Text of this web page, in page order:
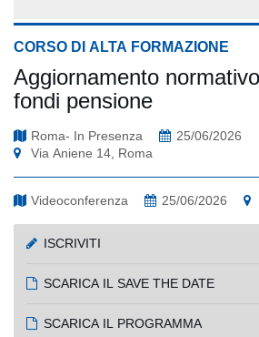
CORSO DI ALTA FORMAZIONE
Aggiornamento
fondi pensione
Roma- In Presenza
25/06/2026
Via Aniene 14, Roma
Videoconferenza 25/06/2026
ISCRIVITI
SCARICA IL SAVE THE DATE
SCARICA IL PROGRAMMA